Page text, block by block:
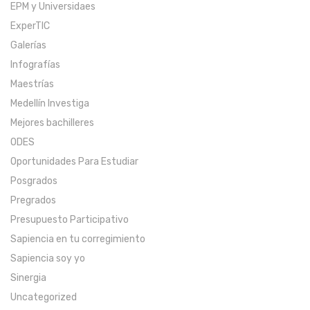
EPM y Universidaes
ExperTIC
Galerías
Infografías
Maestrías
Medellín Investiga
Mejores bachilleres
ODES
Oportunidades Para Estudiar
Posgrados
Pregrados
Presupuesto Participativo
Sapiencia en tu corregimiento
Sapiencia soy yo
Sinergia
Uncategorized